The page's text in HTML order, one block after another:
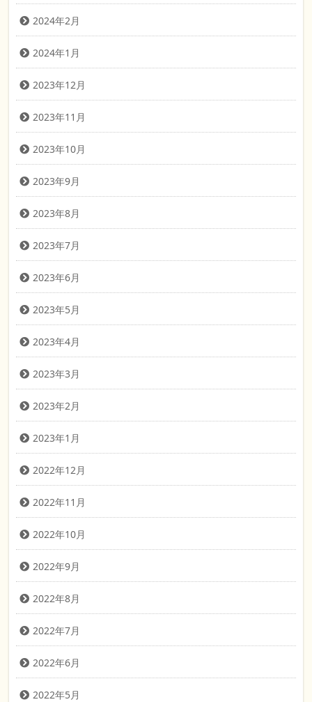
2024年2月
2024年1月
2023年12月
2023年11月
2023年10月
2023年9月
2023年8月
2023年7月
2023年6月
2023年5月
2023年4月
2023年3月
2023年2月
2023年1月
2022年12月
2022年11月
2022年10月
2022年9月
2022年8月
2022年7月
2022年6月
2022年5月